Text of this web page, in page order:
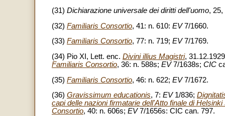
(31) Dichiarazione universale dei diritti dell'uomo, 25,
(32) Familiaris Consortio, 41: n. 610: EV7/1660.
(33) Familiaris Consortio, 77: n. 719; EV7/1769.
(34) Pio XI, Lett. enc. Divini illius Magistri,
Familiaris Consortio, 36: n. 588s; EV7/1638s; CIC
(35) Familiaris Consortio, 46: n. 622; EV7/1672.
(36) Gravissimum educationis, 7: EV1/836;
capi delle nazioni firmatarie dell'Atto finale di
Consortio, 40: n. 606s; EV7/1656s: CIC can. 797.